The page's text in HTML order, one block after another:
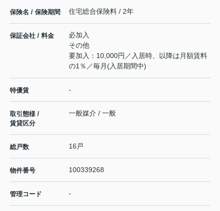
保険名 / 保険期間 住宅総合保険料 / 2年
保証会社 / 料金
必加入
その他
要加入：10,000円／入居時、以降は月額賃料
の1％／毎月(入居期間中)
特優賃 -
取引態様 /
賃貸区分
一般媒介 / 一般
総戸数 16戸
物件番号 100339268
管理コード -